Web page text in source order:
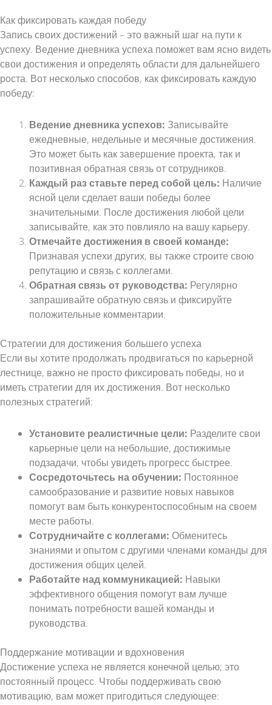
Как фиксировать каждая победу
Запись своих достижений – это важный шаг на пути к
успеху. Ведение дневника успеха поможет вам ясно видеть
свои достижения и определять области для дальнейшего
роста. Вот несколько способов, как фиксировать каждую
победу:
Ведение дневника успехов: Записывайте
ежедневные, недельные и месячные достижения.
Это может быть как завершение проекта, так и
позитивная обратная связь от сотрудников.
Каждый раз ставьте перед собой цель: Наличие
ясной цели сделает ваши победы более
значительными. После достижения любой цели
записывайте, как это повлияло на вашу карьеру.
Отмечайте достижения в своей команде:
Признавая успехи других, вы также строите свою
репутацию и связь с коллегами.
Обратная связь от руководства: Регулярно
запрашивайте обратную связь и фиксируйте
положительные комментарии.
Стратегии для достижения большего успеха
Если вы хотите продолжать продвигаться по карьерной
лестнице, важно не просто фиксировать победы, но и
иметь стратегии для их достижения. Вот несколько
полезных стратегий:
Установите реалистичные цели: Разделите свои
карьерные цели на небольшие, достижимые
подзадачи, чтобы увидеть прогресс быстрее.
Сосредоточьтесь на обучении: Постоянное
самообразование и развитие новых навыков
помогут вам быть конкурентоспособным на своем
месте работы.
Сотрудничайте с коллегами: Обменитесь
знаниями и опытом с другими членами команды для
достижения общих целей.
Работайте над коммуникацией: Навыки
эффективного общения помогут вам лучше
понимать потребности вашей команды и
руководства.
Поддержание мотивации и вдохновения
Достижение успеха не является конечной целью; это
постоянный процесс. Чтобы поддерживать свою
мотивацию, вам может пригодиться следующее: